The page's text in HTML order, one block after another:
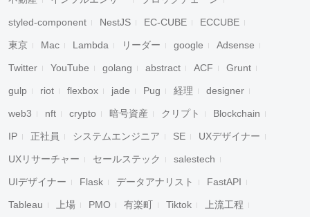
styled-component NestJS EC-CUBE ECCUBE
東京 Mac Lambda リーダー google Adsense
Twitter YouTube golang abstract ACF Grunt
gulp riot flexbox jade Pug 経理 designer
web3 nft crypto 暗号資産 クリプト Blockchain
IP 正社員 システムエンジニア SE UXデザイナー
UXリサーチャー セールステック salestech
UIデザイナー Flask データアナリスト FastAPI
Tableau 上場 PMO 有楽町 Tiktok 上流工程